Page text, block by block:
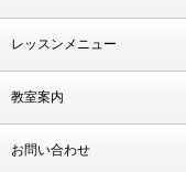
レッスンメニュー
教室案内
お問い合わせ